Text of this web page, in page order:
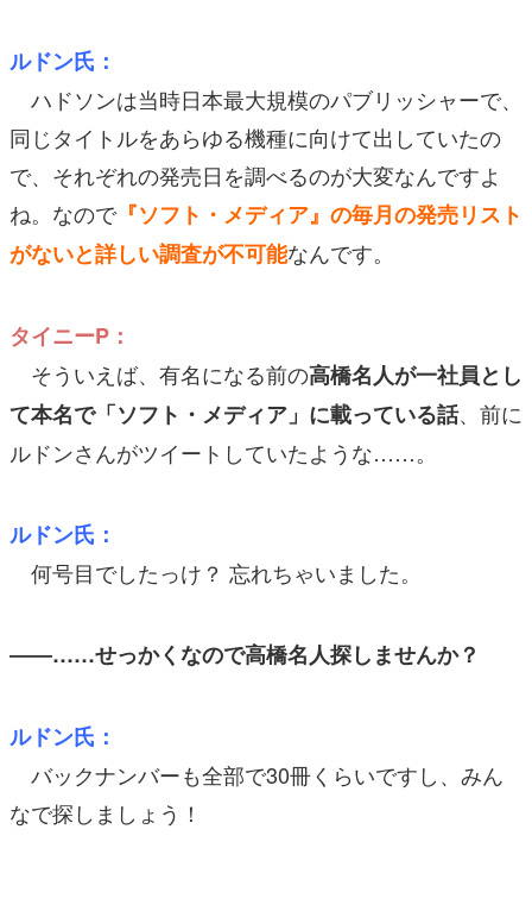
ルドン氏：
ハドソンは当時日本最大規模のパブリッシャーで、
同じタイトルをあらゆる機種に向けて出していたの
で、それぞれの発売日を調べるのが大変なんですよ
ね。なので『ソフト・メディア』の毎月の発売リスト
がないと詳しい調査が不可能なんです。
タイニーP：
そういえば、有名になる前の高橋名人が一社員とし
て本名で「ソフト・メディア」に載っている話、前に
ルドンさんがツイートしていたような……。
ルドン氏：
何号目でしたっけ？ 忘れちゃいました。
――……せっかくなので高橋名人探しませんか？
ルドン氏：
バックナンバーも全部で30冊くらいですし、みん
なで探しましょう！